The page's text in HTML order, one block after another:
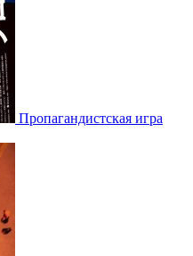
Пропагандистская игра